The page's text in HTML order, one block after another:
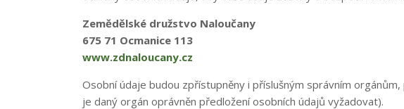
Zemědělské družstvo Naloučany
675 71 Ocmanice 113
www.zdnaloucany.cz
Osobní údaje budou zpřístupněny i příslušným správním
je daný orgán oprávněn předložení osobních údajů vyžadovat).